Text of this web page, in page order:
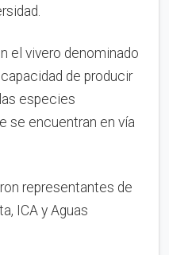
el vivero denominado
de producir
especies
se encuentran en vía
representantes de
ICA y Aguas